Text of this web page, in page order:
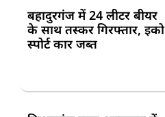
बहादुरगंज में 24 लीटर बीयर
के साथ तस्कर गिरफ्तार, इको
स्पोर्ट कार जब्त